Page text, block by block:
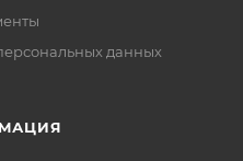
данных